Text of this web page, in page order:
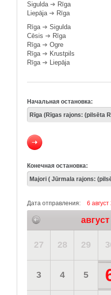
Sigulda➔ Rīga
Liepāja➔ Rīga
Rīga➔ Sigulda
Cēsis ➔ Rīga
Rīga➔ Ogre
Rīga➔ Krustpils
Rīga➔ Liepāja
Начальная остановка:
Конечная остановка:
Дата отправления: 6
27 28 29
3 4 5